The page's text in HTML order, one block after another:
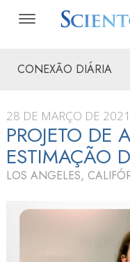
CONEXÃO DIÁRIA
28 DE MARÇO DE 2021
PROJETO DE
ESTIMAÇÃO
LOS ANGELES,